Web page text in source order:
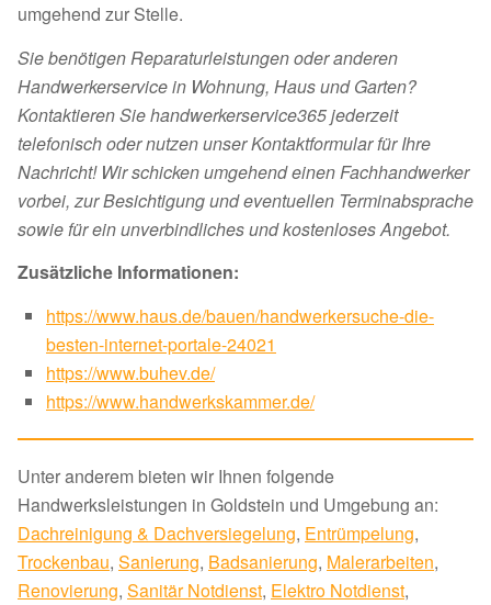
umgehend zur Stelle.
Sie benötigen Reparaturleistungen oder anderen
Handwerkerservice in Wohnung, Haus und Garten?
Kontaktieren Sie handwerkerservice365 jederzeit
telefonisch oder nutzen unser Kontaktformular für Ihre
Nachricht! Wir schicken umgehend einen Fachhandwerker
vorbei, zur Besichtigung und eventuellen Terminabsprache
sowie für ein unverbindliches und kostenloses Angebot.
Zusätzliche Informationen:
https://www.haus.de/bauen/handwerkersuche-die-
besten-internet-portale-24021
https://www.buhev.de/
https://www.handwerkskammer.de/
Unter anderem bieten wir Ihnen folgende
Handwerksleistungen in Goldstein und Umgebung an:
Dachreinigung & Dachversiegelung, Entrümpelung,
Trockenbau, Sanierung, Badsanierung, Malerarbeiten,
Renovierung, Sanitär Notdienst, Elektro Notdienst,